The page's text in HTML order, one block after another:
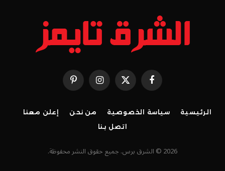
فيسبوك X
(Twitter)
الانستغرامبينتيريست
الرئيسية سياسة الخصوصية من نحن
إعلن معنا
اتصل بنا
2026 © الشرق برس. جميع حقوق النشر محفوظة.